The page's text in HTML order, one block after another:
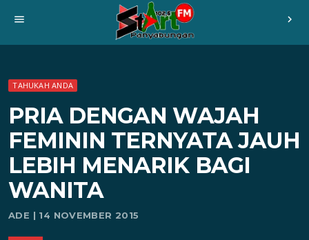
menu chevron_right
TAHUKAH ANDA
PRIA DENGAN WAJAH
FEMININ TERNYATA JAUH
LEBIH MENARIK BAGI
WANITA
ADE | 14 NOVEMBER 2015